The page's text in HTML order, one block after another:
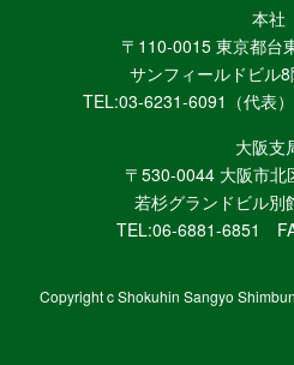
産
業
新
聞
社
ニ
ュ
ー
本社
〒110-0015 東京都台
サンフィールドビル
TEL:03-6231-6091（代表
大阪支
〒530-0044 大阪市北
若杉グランドビル別
TEL:06-6881-6851
Copyright c Shokuhin Sangyo